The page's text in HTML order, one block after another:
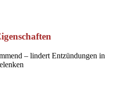
– lindert Entzündungen in